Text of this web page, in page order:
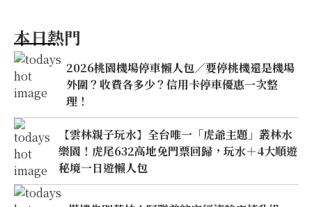
本日熱門
2026桃園機場停車懶人包／要停桃機還是機場
外圍？收費各多少？信用卡停車優惠一次整
理！
【雲林親子玩水】全台唯一「虎爺主題」叢林水
樂園！虎尾632高地免門票回歸，玩水＋4大順遊
秘境一日遊懶人包